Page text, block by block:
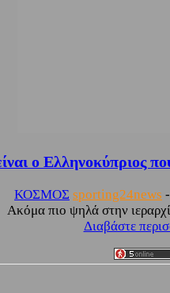
ο Ελληνοκύπριος
ΚΟΣΜΟΣ sporting24news -
Ακόμα πιο ψηλά στην
Διαβάστε